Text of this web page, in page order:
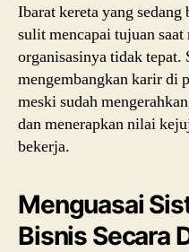
Ibarat kereta yang
sulit mencapai tujuan saat
organisasinya tidak tepat.
mengembangkan karir di
meski sudah
dan menerapkan nilai
bekerja.
Menguasai
Bisnis Secara